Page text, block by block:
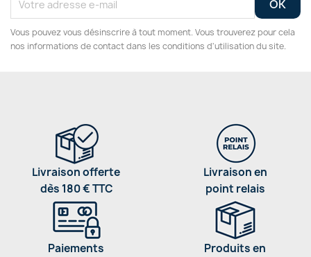
Vous pouvez vous désinscrire à tout moment. Vous trouverez pour cela
nos informations de contact dans les conditions d'utilisation du site.
Livraison offerte
dès 180 € TTC
Livraison en
point relais
Paiements
Produits en